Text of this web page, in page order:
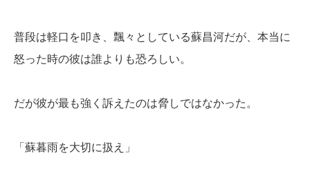
普段は軽口を叩き、飄々としている蘇昌河だが、本当に
怒った時の彼は誰よりも恐ろしい。
だが彼が最も強く訴えたのは脅しではなかった。
「蘇暮雨を大切に扱え」